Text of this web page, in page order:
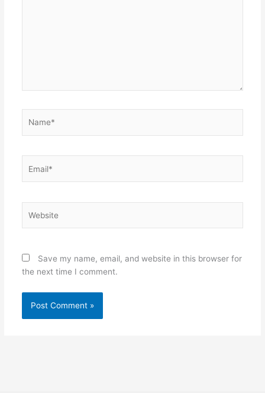
Save my name, email, and website in this browser for
the next time I comment.